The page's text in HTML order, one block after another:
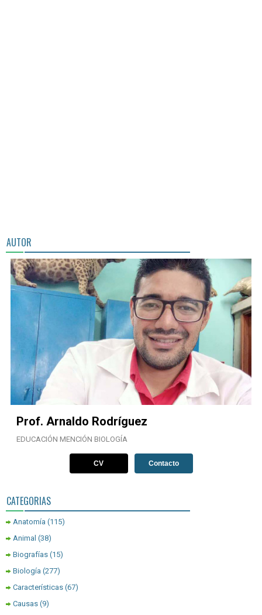
AUTOR
Prof. Arnaldo Rodríguez
EDUCACIÓN MENCIÓN BIOLOGÍA
CV Contacto
CATEGORIAS
Anatomía (115)
Animal (38)
Biografías (15)
Biología (277)
Características (67)
Causas (9)